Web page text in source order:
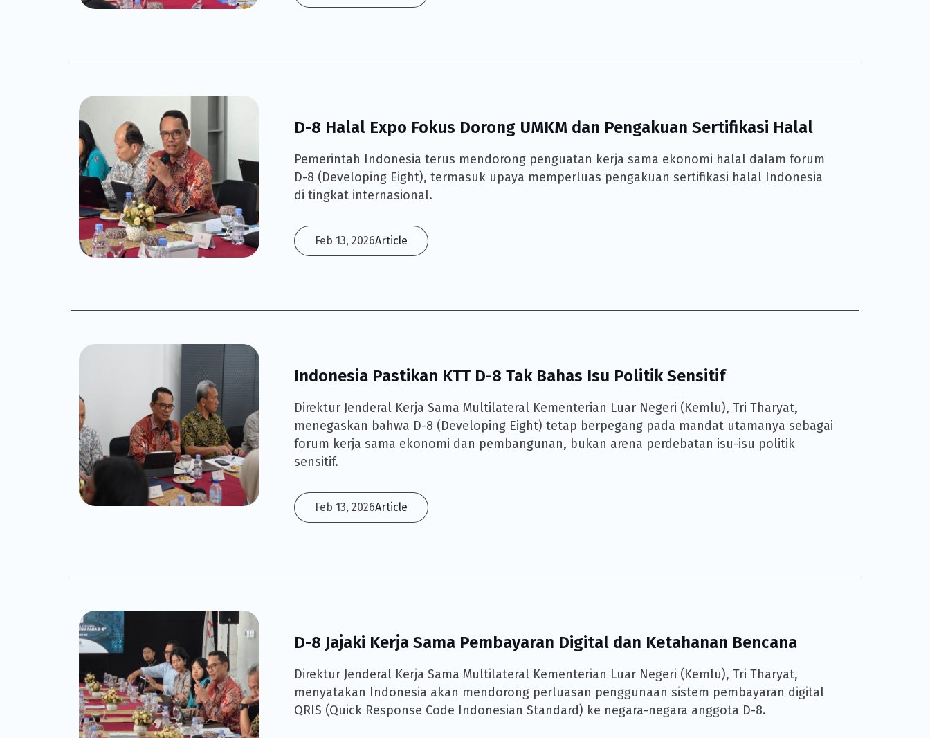
D-8 Halal Expo Fokus Dorong UMKM dan Pengakuan Sertifikasi Halal
Pemerintah Indonesia terus mendorong penguatan kerja sama ekonomi halal dalam forum
D-8 (Developing Eight), termasuk upaya memperluas pengakuan sertifikasi halal Indonesia
di tingkat internasional.
Feb 13, 2026Article
Indonesia Pastikan KTT D-8 Tak Bahas Isu Politik Sensitif
Direktur Jenderal Kerja Sama Multilateral Kementerian Luar Negeri (Kemlu), Tri Tharyat,
menegaskan bahwa D-8 (Developing Eight) tetap berpegang pada mandat utamanya sebagai
forum kerja sama ekonomi dan pembangunan, bukan arena perdebatan isu-isu politik
sensitif.
Feb 13, 2026Article
D-8 Jajaki Kerja Sama Pembayaran Digital dan Ketahanan Bencana
Direktur Jenderal Kerja Sama Multilateral Kementerian Luar Negeri (Kemlu), Tri Tharyat,
menyatakan Indonesia akan mendorong perluasan penggunaan sistem pembayaran digital
QRIS (Quick Response Code Indonesian Standard) ke negara-negara anggota D-8.